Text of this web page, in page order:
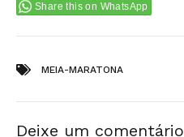
Share this on WhatsApp
Tags:MEIA-MARATONA
Deixe um comentário